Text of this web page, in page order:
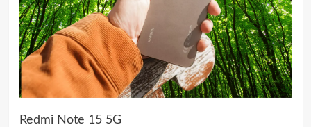
Redmi Note 15 5G